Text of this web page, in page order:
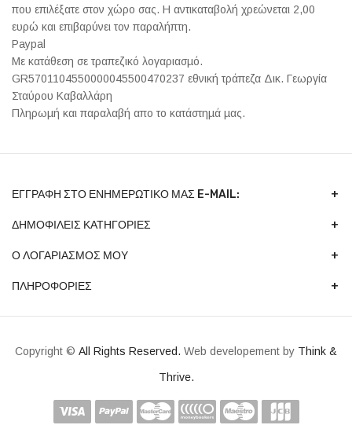
που επιλέξατε στον χώρο σας. Η αντικαταβολή χρεώνεται 2,00
ευρώ και επιβαρύνει τον παραλήπτη.
Paypal
Με κατάθεση σε τραπεζικό λογαριασµό.
GR5701104550000045500470237 εθνική τράπεζα Δικ. Γεωργία
Σταύρου Καβαλλάρη
Πληρωµή και παραλαβή απο το κατάστηµά µας.
ΕΓΓΡΑΦΉ ΣΤΟ ΕΝΗΜΕΡΩΤΙΚΌ ΜΑΣ E-MAIL:
ΔΗΜΟΦΙΛΕΙΣ ΚΑΤΗΓΟΡΙΕΣ
Ο ΛΟΓΑΡΙΑΣΜΟΣ ΜΟΥ
ΠΛΗΡΟΦΟΡΙΕΣ
Copyright © All Rights Reserved. Web developement by Think &
Thrive.